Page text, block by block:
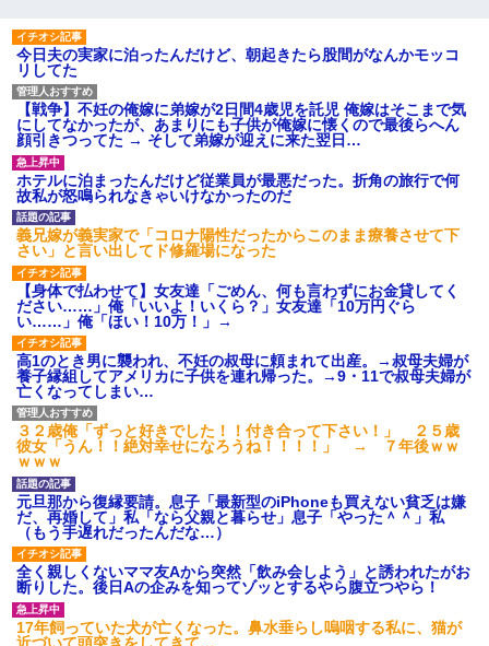
今日夫の実家に泊ったんだけど、朝起きたら股間がなんかモッコ
リしてた
【戦争】不妊の俺嫁に弟嫁が2日間4歳児を託児 俺嫁はそこまで気
にしてなかったが、あまりにも子供が俺嫁に懐くので最後らへん
顔引きつってた → そして弟嫁が迎えに来た翌日…
ホテルに泊まったんだけど従業員が最悪だった。折角の旅行で何
故私が怒鳴られなきゃいけなかったのだ
義兄嫁が義実家で「コロナ陽性だったからこのまま療養させて下
さい」と言い出してド修羅場になった
【身体で払わせて】女友達「ごめん、何も言わずにお金貸してく
ださい……」俺「いいよ！いくら？」女友達「10万円ぐら
い……」俺「ほい！10万！」→
高1のとき男に襲われ、不妊の叔母に頼まれて出産。→叔母夫婦が
養子縁組してアメリカに子供を連れ帰った。→9・11で叔母夫婦が
亡くなってしまい…
３２歳俺「ずっと好きでした！！付き合って下さい！」 ２５歳
彼女「うん！！絶対幸せになろうね！！！！」 → ７年後ｗｗ
ｗｗｗ
元旦那から復縁要請。息子「最新型のiPhoneも買えない貧乏は嫌
だ、再婚して」私「なら父親と暮らせ」息子「やった＾＾」私
（もう手遅れだったんだな…）
全く親しくないママ友Aから突然「飲み会しよう」と誘われたがお
断りした。後日Aの企みを知ってゾッとするやら腹立つやら！
17年飼っていた犬が亡くなった。鼻水垂らし嗚咽する私に、猫が
近づいて頭突きをしてきて…